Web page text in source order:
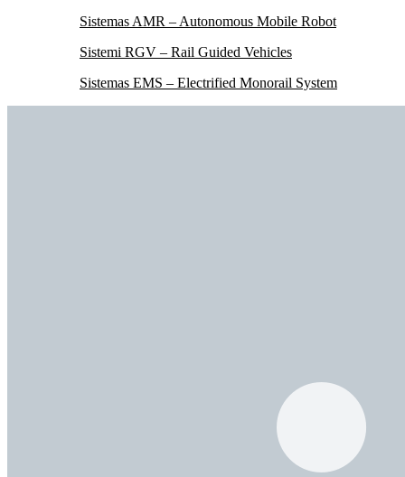
Sistemas AMR – Autonomous Mobile Robot
Sistemi RGV – Rail Guided Vehicles
Sistemas EMS – Electrified Monorail System